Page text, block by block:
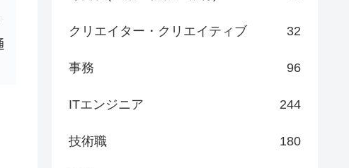
クリエイター・クリエイティブ 32
事務 96
ITエンジニア 244
技術職 180